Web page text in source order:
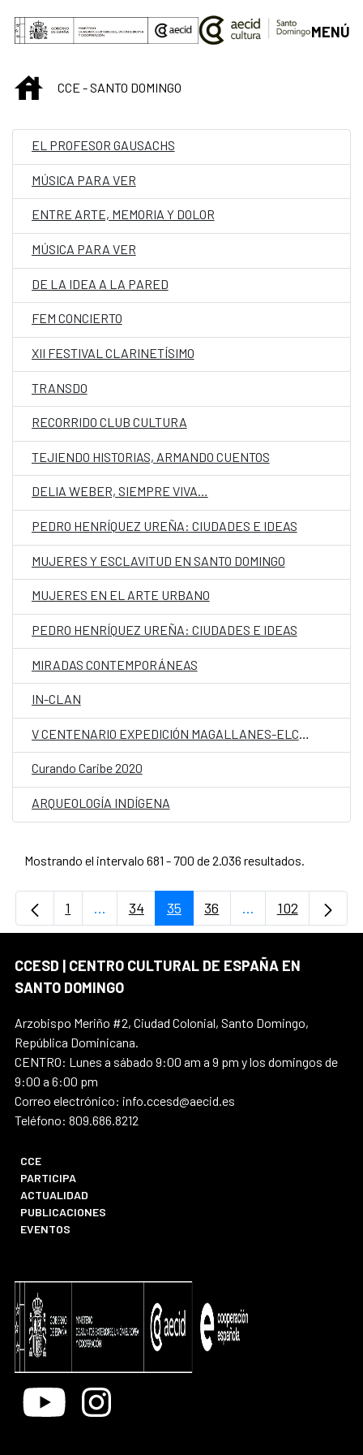
Saltar al contenido principal
MENÚ
INICIOCCE - SANTO DOMINGO
EL PROFESOR GAUSACHS
MÚSICA PARA VER
ENTRE ARTE, MEMORIA Y DOLOR
MÚSICA PARA VER
DE LA IDEA A LA PARED
FEM CONCIERTO
XII FESTIVAL CLARINETÍSIMO
TRANSDO
RECORRIDO CLUB CULTURA
TEJIENDO HISTORIAS, ARMANDO CUENTOS
DELIA WEBER, SIEMPRE VIVA…
PEDRO HENRÍQUEZ UREÑA: CIUDADES E IDEAS
MUJERES Y ESCLAVITUD EN SANTO DOMINGO
MUJERES EN EL ARTE URBANO
PEDRO HENRÍQUEZ UREÑA: CIUDADES E IDEAS
MIRADAS CONTEMPORÁNEAS
IN-CLAN
V CENTENARIO EXPEDICIÓN MAGALLANES-ELCANO
Curando Caribe 2020
ARQUEOLOGÍA INDÍGENA
Mostrando el intervalo 681 - 700 de 2.036 resultados.
Página
1 ...Páginas intermedias Use TAB para
Página
34 Página
35 Página
36 ...PáginasPágina
102
CCESD | CENTRO CULTURAL DE ESPAÑA EN
SANTO DOMINGO
Arzobispo Meriño #2, Ciudad Colonial, Santo Domingo,
República Dominicana.
CENTRO: Lunes a sábado 9:00 am a 9 pm y los domingos de
9:00 a 6:00 pm
Correo electrónico: info.ccesd@aecid.es
Teléfono: 809.686.8212
CCE
PARTICIPA
ACTUALIDAD
PUBLICACIONES
EVENTOS
Youtube Instagram